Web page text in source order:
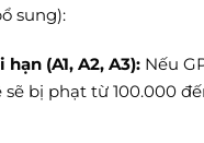
sung):
(A1, A2, A3):Nếu
sẽ bị phạt từ 100.000